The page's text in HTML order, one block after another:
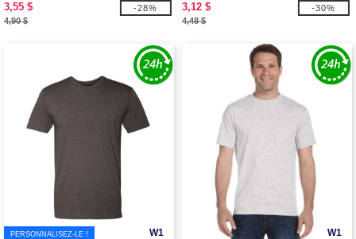
3,55 $
4,90 $
-28%
3,12 $
4,48 $
-30%
W1
PERSONNALISEZ-LE ! W1